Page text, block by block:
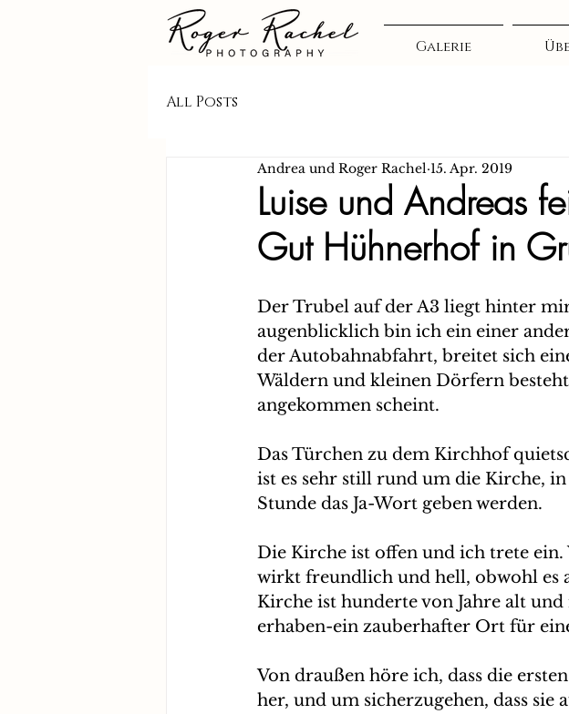
Galerie
All Posts
Luise und Andreas
Gut Hühnerhof in
Andrea und Roger Rachel 15. Apr. 2019
Der Trubel auf der A3 liegt hinter
augenblicklich bin ich ein einer
der Autobahnabfahrt, breitet sich
Wäldern und kleinen Dörfern
angekommen scheint.
Das Türchen zu dem Kirchhof
ist es sehr still rund um die Kirche,
Stunde das Ja-Wort geben werden.
Die Kirche ist offen und ich trete ein.
wirkt freundlich und hell, obwohl es
Kirche ist hunderte von Jahre alt
erhaben-ein zauberhafter Ort für
Von draußen höre ich, dass die
her, und um sicherzugehen, dass